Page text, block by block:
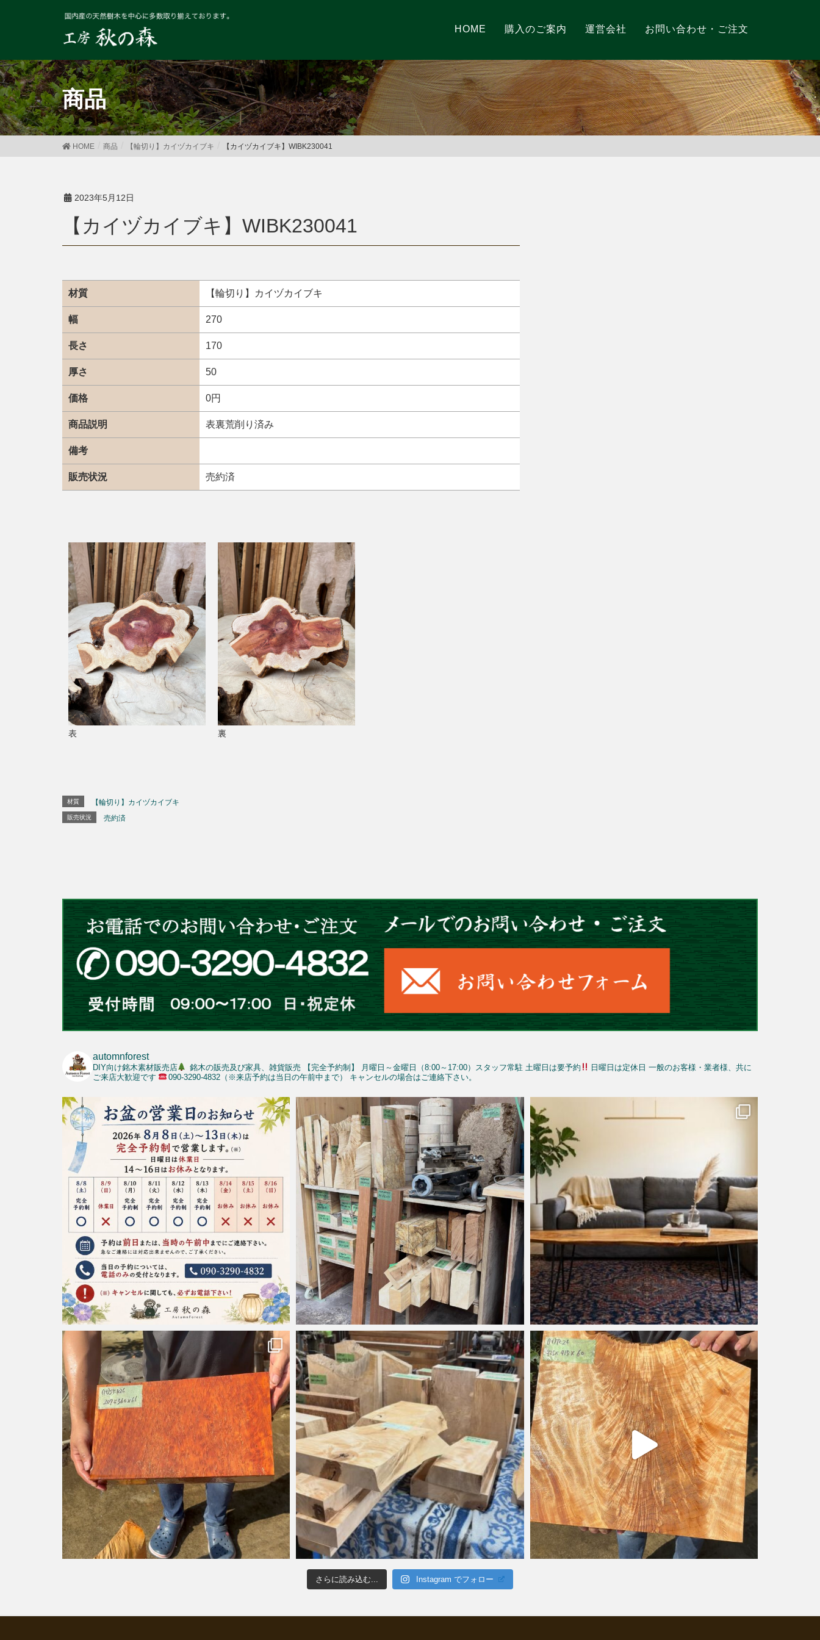
HOME 購入のご案内 運営会社 お問い合わせ・ご注文
商品
HOME 商品 【輪切り】カイヅカイブキ 【カイヅカイブキ】WIBK230041
2023年5月12日
【カイヅカイブキ】WIBK230041
材質 【輪切り】カイヅカイブキ
幅 270
長さ 170
厚さ 50
価格 0円
商品説明 表裏荒削り済み
備考
販売状況 売約済
表 裏
材質 【輪切り】カイヅカイブキ
販売状況 売約済
automnforest
DIY向け銘木素材販売店 銘木の販売及び家具、雑貨販売 【完全予約制】 月曜日～金曜日（8:00～17:00）スタッフ常駐 土曜日は要予約 日曜日は定休日 一般のお客様・業者様、共に
ご来店大歓迎です
090-3290-4832（※来店予約は当日の午前中まで） キャンセルの場合はご連絡下さい。
さらに読み込む... Instagram でフォロー